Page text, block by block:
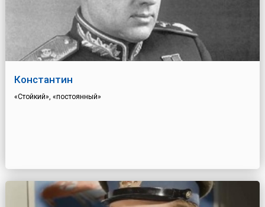
Константин
«Стойкий», «постоянный»